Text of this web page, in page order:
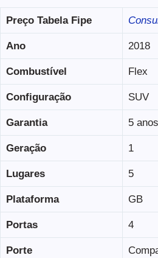
Preço Tabela Fipe
Ano 2018
Combustível Flex
Configuração SUV
Garantia 5 anos
Geração 1
Lugares 5
Plataforma GB
Portas 4
Porte